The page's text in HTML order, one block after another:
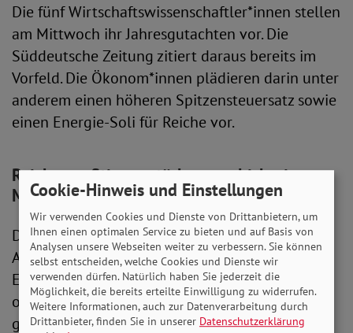
Die fünf Wirtschaftswissenschaftler*innen stellen
am Mittwoch ihr Jahresgutachten vor. Die
Süddeutsche Zeitung zitiert daraus bereits im
Vorfeld. Die Ökonom*innen plädieren darin unter
anderem einen höheren Spitzensteuersatz sowie
einen Energie-Soli für Reiche vor.
Reiche profitieren stärker von bisherigen
Maßnahmen
Dabei kritisieren sie auch die wenig präzise
Ausgestaltung der bisherigen
Entlastungsmaßnahmen wie den Tankrabatt
oder die Gaspreisbremse, von der Reiche in
größerem Ausmaß profitieren würden.
Cookie-Hinweis und Einstellungen
Wir verwenden Cookies und Dienste von Drittanbietern, um
Ihnen einen optimalen Service zu bieten und auf Basis von
Analysen unsere Webseiten weiter zu verbessern. Sie können
selbst entscheiden, welche Cookies und Dienste wir
verwenden dürfen. Natürlich haben Sie jederzeit die
Möglichkeit, die bereits erteilte Einwilligung zu widerrufen.
Weitere Informationen, auch zur Datenverarbeitung durch
Drittanbieter, finden Sie in unserer Datenschutzerklärung